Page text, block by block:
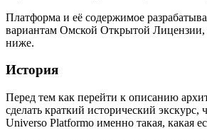
Платформа и её содержимое
вариантам Омской Открытой
ниже.
История
Перед тем как перейти к описанию
сделать краткий исторический экскурс,
Universo Platformo именно такая, какая